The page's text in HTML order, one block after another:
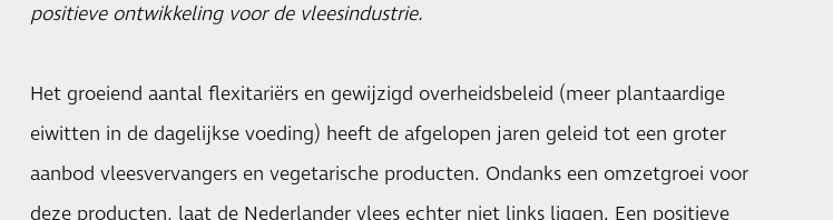
positieve ontwikkeling voor de vleesindustrie.
Het groeiend aantal flexitariërs en gewijzigd overheidsbeleid (meer plantaardige
eiwitten in de dagelijkse voeding) heeft de afgelopen jaren geleid tot een groter
aanbod vleesvervangers en vegetarische producten. Ondanks een omzetgroei voor
deze producten, laat de Nederlander vlees echter niet links liggen. Een positieve